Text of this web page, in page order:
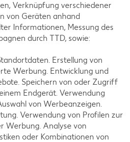
K-CLASSIC
Maxx XXL
nur
2.99
Verknüpfung verschiedener
von Geräten anhand
Informationen, Messung des
durch TTD, sowie:
Erstellung von
Werbung. Entwicklung und
Speichern von oder Zugriff
Endgerät. Verwendung
von Werbeanzeigen.
Verwendung von Profilen zur
Werbung. Analyse von
oder Kombinationen von